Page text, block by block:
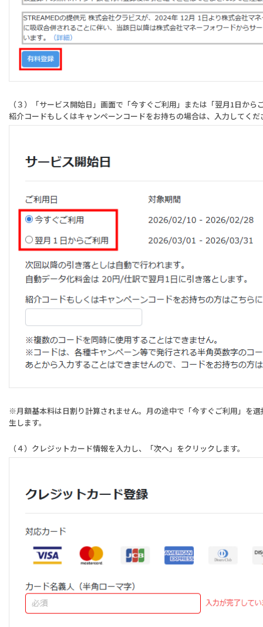
（３）「サービス開始日」画面で「今すぐご利用」または「翌月1日から
紹介コードもしくはキャンペーンコードをお持ちの場合は、入力してくだ
※月額基本料は日割り計算されません。月の途中で「今すぐご利用」を
生します。
（４）クレジットカード情報を入力し、「次へ」をクリックします。